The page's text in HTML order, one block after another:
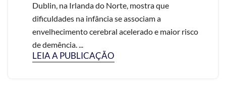
Dublin, na Irlanda do Norte, mostra que
dificuldades na infância se associam a
envelhecimento cerebral acelerado e maior risco
de demência. ...
LEIA A PUBLICAÇÃO